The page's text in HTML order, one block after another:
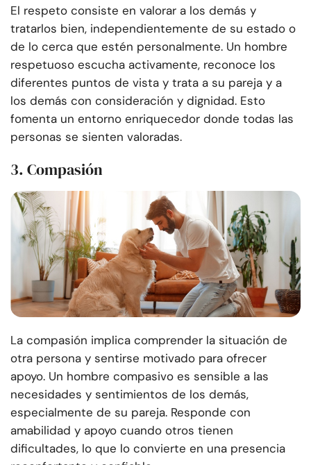
El respeto consiste en valorar a los demás y
tratarlos bien, independientemente de su estado o
de lo cerca que estén personalmente. Un hombre
respetuoso escucha activamente, reconoce los
diferentes puntos de vista y trata a su pareja y a
los demás con consideración y dignidad. Esto
fomenta un entorno enriquecedor donde todas las
personas se sienten valoradas.
3. Compasión
La compasión implica comprender la situación de
otra persona y sentirse motivado para ofrecer
apoyo. Un hombre compasivo es sensible a las
necesidades y sentimientos de los demás,
especialmente de su pareja. Responde con
amabilidad y apoyo cuando otros tienen
dificultades, lo que lo convierte en una presencia